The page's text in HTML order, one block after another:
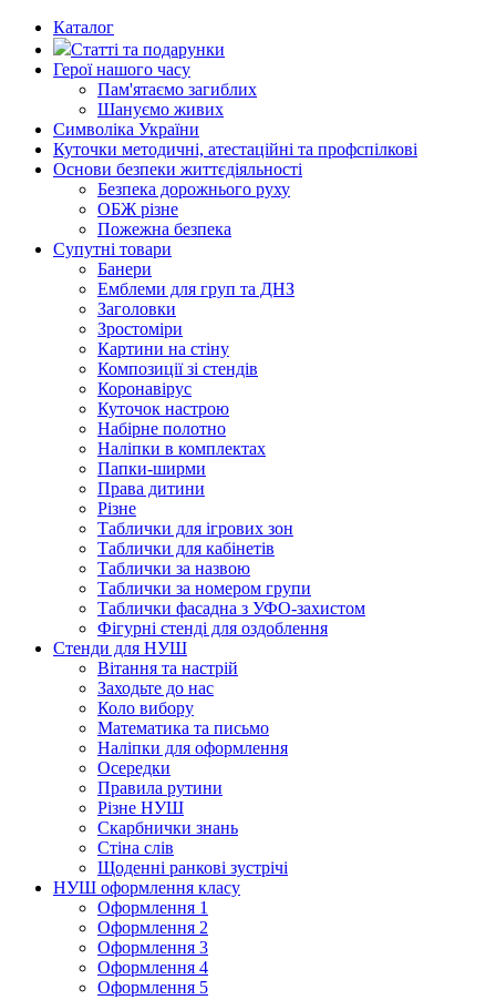
Каталог
Статті та подарунки
Герої нашого часу
Пам'ятаємо загиблих
Шануємо живих
Символіка України
Куточки методичні, атестаційні та профспілкові
Основи безпеки життєдіяльності
Безпека дорожнього руху
ОБЖ різне
Пожежна безпека
Супутні товари
Банери
Емблеми для груп та ДНЗ
Заголовки
Зростоміри
Картини на стіну
Композиції зі стендів
Коронавірус
Куточок настрою
Набірне полотно
Наліпки в комплектах
Папки-ширми
Права дитини
Різне
Таблички для ігрових зон
Таблички для кабінетів
Таблички за назвою
Таблички за номером групи
Таблички фасадна з УФО-захистом
Фігурні стенді для оздоблення
Стенди для НУШ
Вітання та настрій
Заходьте до нас
Коло вибору
Математика та письмо
Наліпки для оформлення
Осередки
Правила рутини
Різне НУШ
Скарбнички знань
Стіна слів
Щоденні ранкові зустрічі
НУШ оформлення класу
Оформлення 1
Оформлення 2
Оформлення 3
Оформлення 4
Оформлення 5